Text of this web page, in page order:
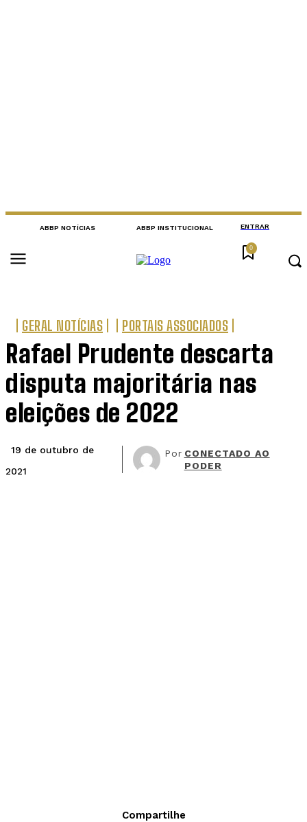
ABBP NOTÍCIAS ABBP INSTITUCIONAL ENTRAR
0
GERAL NOTÍCIAS PORTAIS ASSOCIADOS
Rafael Prudente descarta
disputa majoritária nas
eleições de 2022
19 de outubro de
2021
Por CONECTADO AO
PODER
Compartilhe